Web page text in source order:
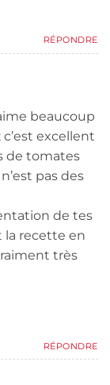
RÉPONDRE
beaucoup
c’est excellent
de tomates
pas des
de tes
la recette en
très
RÉPONDRE